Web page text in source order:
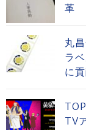
革
丸
ラ
に
TV